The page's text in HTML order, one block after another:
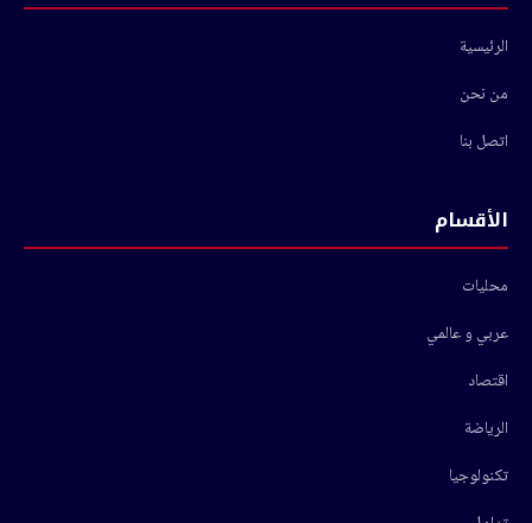
الرئيسية
من نحن
اتصل بنا
الأقسام
محليات
عربي و عالمي
اقتصاد
الرياضة
تكنولوجيا